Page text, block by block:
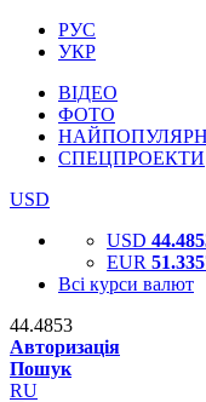
РУС
УКР
ВІДЕО
ФОТО
СПЕЦПРОЕКТИ
USD
USD
EUR
Всі курси валют
44.4853
Авторизація
Пошук
RU